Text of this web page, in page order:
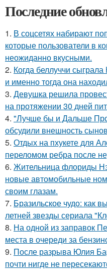
Последние
1. В соцсетях набирают
которые пользователи в
неожиданно вкусными.
2. Когда беллуччи
и именно тогда она
3. Девушка решила
на протяжении 30 дней
4. "Лучше бы и Дальше
обсудили внешность
5. Отдых на пхукете для
переломом ребра после
6. Жительница флориды
новые автомобильные
своим глазам.
7. Бразильское чудо: как
летней звезды сериала
8. На одной из заправок
места в очереди за
9. После разрыва Юлия
почти нигде не